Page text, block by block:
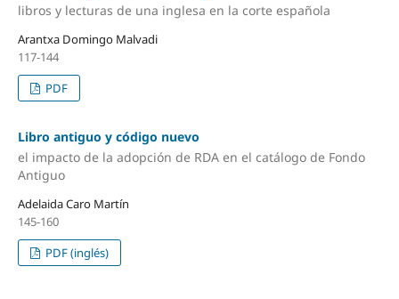
libros y lecturas de una inglesa en la corte española
Arantxa Domingo Malvadi
117-144
PDF
Libro antiguo y código nuevo
el impacto de la adopción de RDA en el catálogo de Fondo
Antiguo
Adelaida Caro Martín
145-160
PDF (inglés)